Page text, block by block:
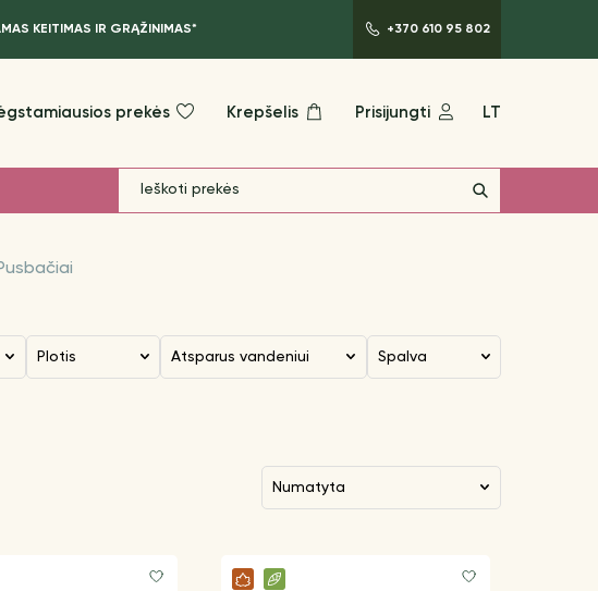
KEITIMAS IR GRĄŽINIMAS* +370 610 95 802
prekės Krepšelis Prisijungti LT
Plotis Atsparus vandeniui Spalva
numatyta